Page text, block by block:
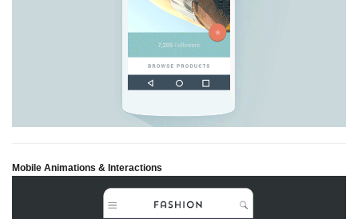
Mobile Animations & Interactions